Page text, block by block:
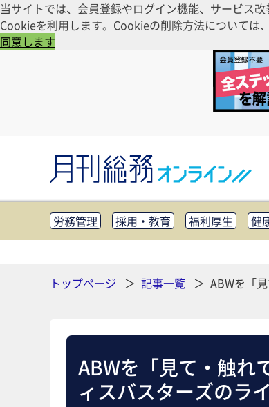
当サイトでは、会員登録やログイン機能、サービス
Cookieを利用します。Cookieの削除方法については
同意します
労務管理 採用・教育 福利厚生 健
知財管理
リスクマネジメント・BCP
トップページ
記事一覧 ABWを「
ABWを「見て・触
ィスバスターズのラ